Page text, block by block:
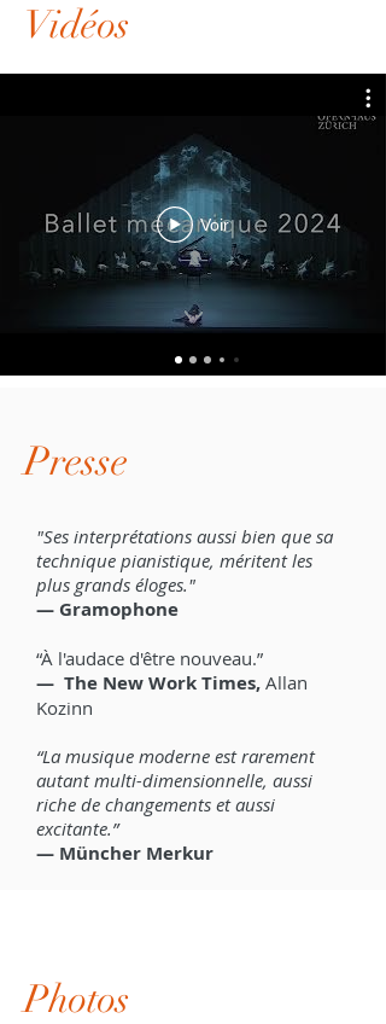
Vidéos
Voir
Presse
"Ses interprétations aussi bien que sa
technique pianistique, méritent les
plus grands éloges."
— Gramophone
“À l'audace d'être nouveau.”
— The New Work Times, Allan
Kozinn
“La musique moderne est rarement
autant multi-dimensionnelle, aussi
riche de changements et aussi
excitante.”
— Müncher Merkur
Photos